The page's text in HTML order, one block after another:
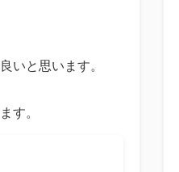
いと思います。
す。